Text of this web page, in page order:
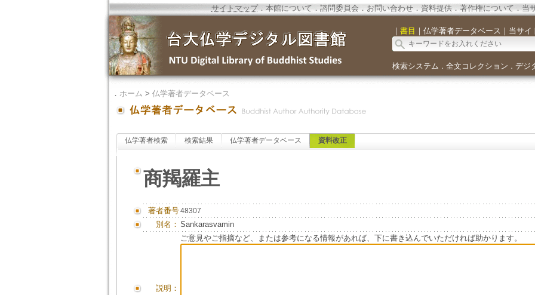
サイトマップ．本館について．諮問委員会． お問い合わせ． 資料提供．著作権について．当
｜ 書目 ｜ 仏学著者データベース ｜ 当サイ
検索システム ． 全文コレクション ． デジ
． ホーム > 仏学著者データベース
仏学著者検索 検索結果 仏学著者データベース 資料改正
商羯羅主
著者番号48307
別名： Sankarasvamin
説明：
ご意見やご指摘など、または参考になる情報があれば、下に書き込んでいただければ助かります。